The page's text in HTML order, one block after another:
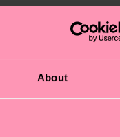
About
und